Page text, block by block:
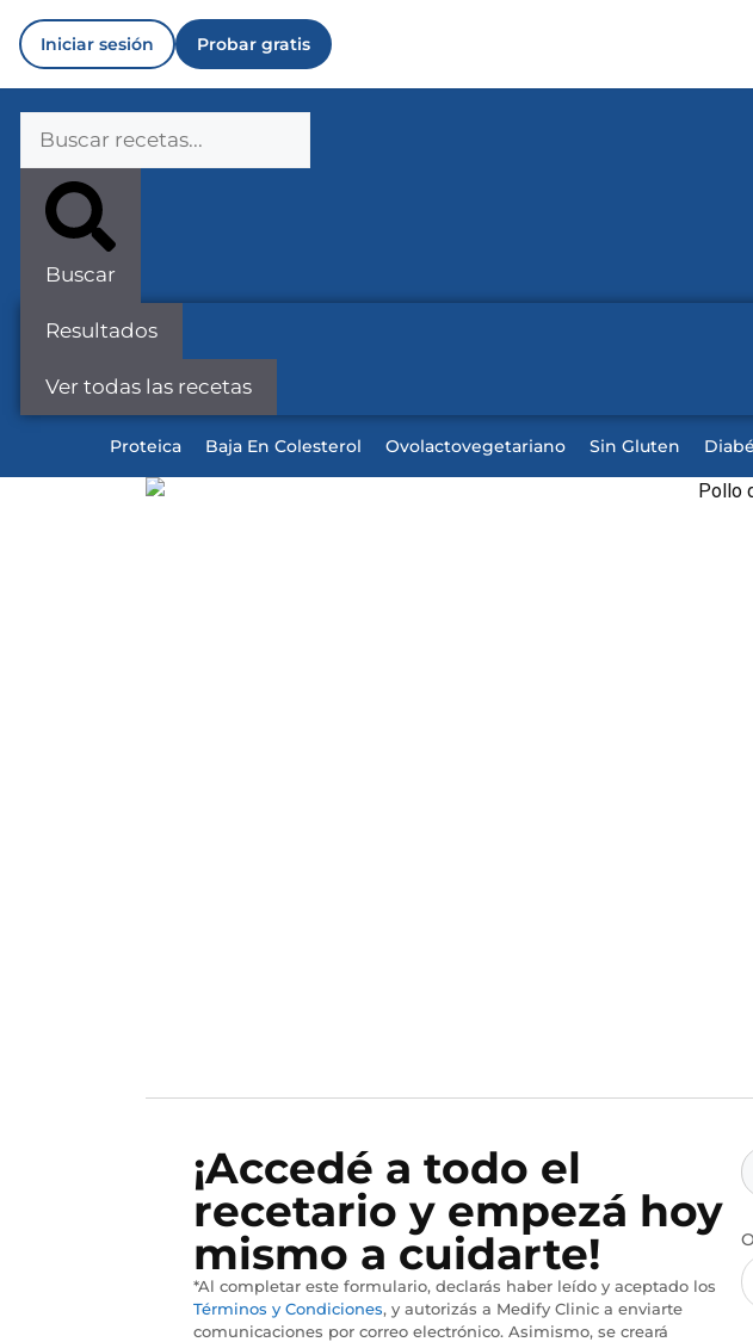
Iniciar sesión Probar gratis
Buscar
Resultados
Ver todas las recetas
Proteica Baja En Colesterol Ovolactovegetariano Sin Gluten
¡Accedé a todo el
recetario y empezá hoy
mismo a cuidarte!
*Al completar este formulario, declarás haber leído y aceptado los
Términos y Condiciones, y autorizás a Medify Clinic a enviarte
comunicaciones por correo electrónico. Asimismo, se creará